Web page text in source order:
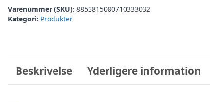
Varenummer (SKU): 8853815080710333032
Kategori: Produkter
Beskrivelse Yderligere information